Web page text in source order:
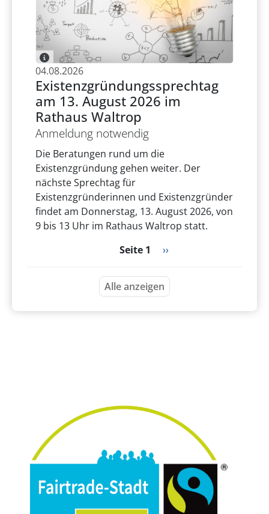
04.08.2026
Existenzgründungssprechtag
am 13. August 2026 im
Rathaus Waltrop
Anmeldung notwendig
Die Beratungen rund um die
Existenzgründung gehen weiter. Der
nächste Sprechtag für
Existenzgründerinnen und Existenzgründer
findet am Donnerstag, 13. August 2026, von
9 bis 13 Uhr im Rathaus Waltrop statt.
Seitennummerierung
Seite 1 Nächste Seite
››
Alle anzeigen